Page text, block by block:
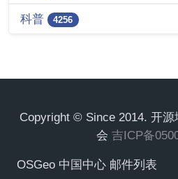
科普 4256
Copyright © Since 2014. 开
会 吉ICP备
OSGeo 中国中心 邮件列表